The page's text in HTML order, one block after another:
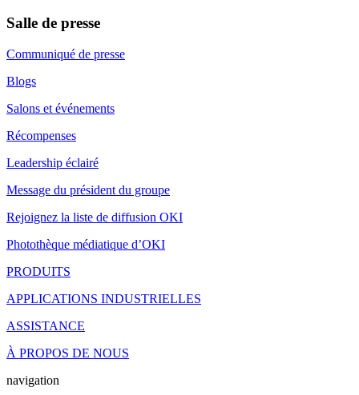
Salle de presse
Communiqué de presse
Blogs
Salons et événements
Récompenses
Leadership éclairé
Message du président du groupe
Rejoignez la liste de diffusion OKI
Photothèque médiatique d’OKI
PRODUITS
APPLICATIONS INDUSTRIELLES
ASSISTANCE
À PROPOS DE NOUS
navigation